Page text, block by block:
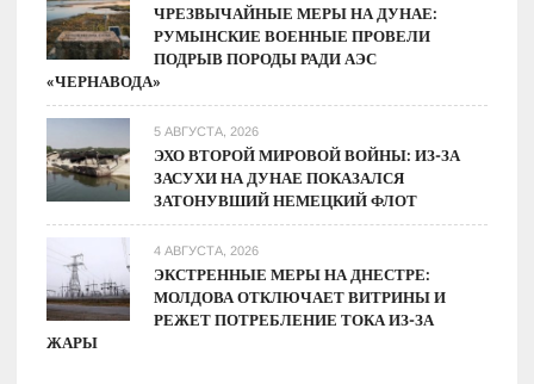
ЧРЕЗВЫЧАЙНЫЕ МЕРЫ НА ДУНАЕ:
РУМЫНСКИЕ ВОЕННЫЕ ПРОВЕЛИ
ПОДРЫВ ПОРОДЫ РАДИ АЭС
«ЧЕРНАВОДА»
5 АВГУСТА, 2026
ЭХО ВТОРОЙ МИРОВОЙ ВОЙНЫ: ИЗ-ЗА
ЗАСУХИ НА ДУНАЕ ПОКАЗАЛСЯ
ЗАТОНУВШИЙ НЕМЕЦКИЙ ФЛОТ
4 АВГУСТА, 2026
ЭКСТРЕННЫЕ МЕРЫ НА ДНЕСТРЕ:
МОЛДОВА ОТКЛЮЧАЕТ ВИТРИНЫ И
РЕЖЕТ ПОТРЕБЛЕНИЕ ТОКА ИЗ-ЗА
ЖАРЫ